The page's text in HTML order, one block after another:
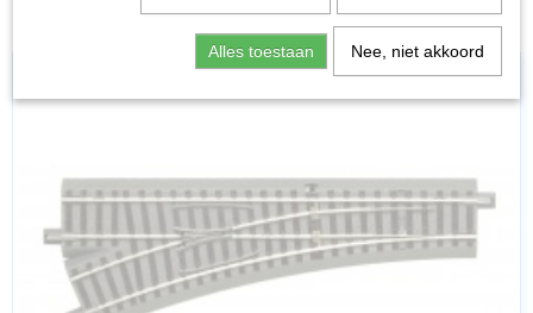
Alles toestaan Nee, niet akkoord